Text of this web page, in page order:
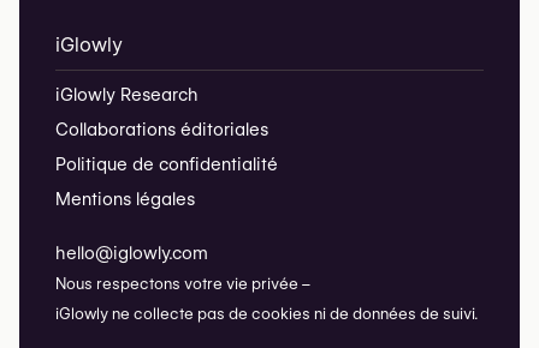
iGlowly
iGlowly Research
Collaborations éditoriales
Politique de confidentialité
Mentions légales
hello@iglowly.com
Nous respectons votre vie privée –
iGlowly ne collecte pas de cookies ni de données de suivi.